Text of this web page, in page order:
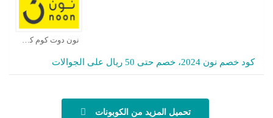
نون دوت كوم كوبون
كود خصم نون 2024، خصم حتى 50 ريال على الجوالات
تحميل المزيد من الكوبونات